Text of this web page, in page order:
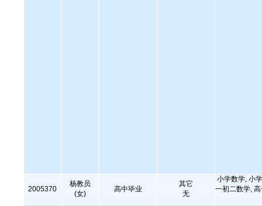
2005370
杨教员
(女)
高中毕业
其它
无
小学数学, 小
一初二数学,